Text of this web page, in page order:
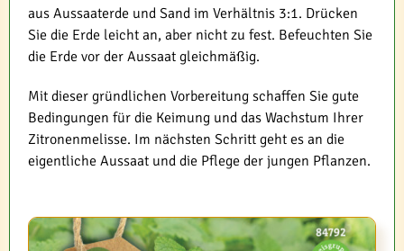
aus Aussaaterde und Sand im Verhältnis 3:1. Drücken
Sie die Erde leicht an, aber nicht zu fest. Befeuchten Sie
die Erde vor der Aussaat gleichmäßig.
Mit dieser gründlichen Vorbereitung schaffen Sie gute
Bedingungen für die Keimung und das Wachstum Ihrer
Zitronenmelisse. Im nächsten Schritt geht es an die
eigentliche Aussaat und die Pflege der jungen Pflanzen.